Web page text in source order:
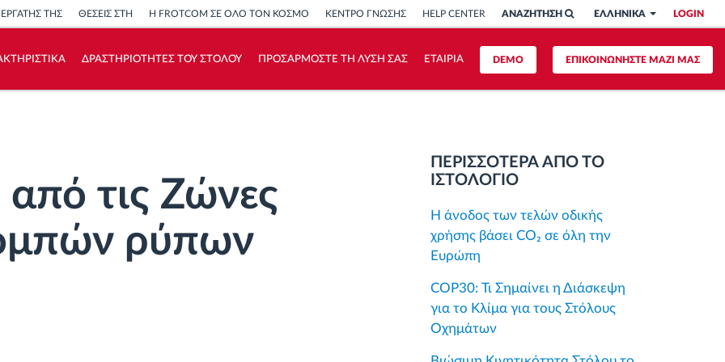
LOGIN
ΕΛΛΗΝΙΚΑ
ΑΝΑΖΗΤΗΣΗ
ΤΗΣ ΘΕΣΕΙΣ ΣΤΗ Η FROTCOM ΣΕ ΟΛΟ ΤΟΝ ΚΟΣΜΟ ΚΕΝΤΡΟ ΓΝΩΣΗΣ HELP CENTER
ΕΠΙΚΟΙΝΩΝΗΣΤΕ ΜΑΖΙ ΜΑΣ
DEMO
ΔΡΑΣΤΗΡΙΟΤΗΤΕΣ ΤΟΥ ΣΤΟΛΟΥ ΠΡΟΣΑΡΜΟΣΤΕ ΤΗ ΛΥΣΗ ΣΑΣ ΕΤΑΙΡΙΑ
τις Ζώνες
ρύπων
ΠΕΡΙΣΣΟΤΕΡΑ ΑΠΟ ΤΟ
ΙΣΤΟΛΟΓΙΟ
Η άνοδος των τελών οδικής
χρήσης βάσει CO₂ σε όλη την
Ευρώπη
COP30: Τι Σημαίνει η Διάσκεψη
για το Κλίμα για τους Στόλους
Οχημάτων